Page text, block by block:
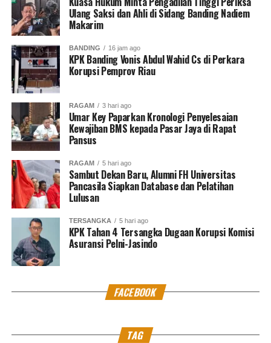
UP NEXT
DPO Eks Karyawan PT Eka Prima Graha, Elisabeth Riski,
Diamankan Kejagung
DON'T MISS
Kejagung Lelang 59 Bidang Tanah Milik Benny Tjokro
Senilai Rp18,4 Miliar
Redaksi Pantausidang
Ulang Saksi dan Ahli di Sidang Banding Nadiem
Makarim
BANDING 16 jam ago
KPK Banding Vonis Abdul Wahid Cs di Perkara
Korupsi Pemprov Riau
RAGAM 3 hari ago
Umar Key Paparkan Kronologi Penyelesaian
Kewajiban BMS kepada Pasar Jaya di Rapat
Pansus
RAGAM 5 hari ago
Sambut Dekan Baru, Alumni FH Universitas
Pancasila Siapkan Database dan Pelatihan
Lulusan
TERSANGKA 5 hari ago
KPK Tahan 4 Tersangka Dugaan Korupsi Komisi
Asuransi Pelni-Jasindo
FACEBOOK
TAG